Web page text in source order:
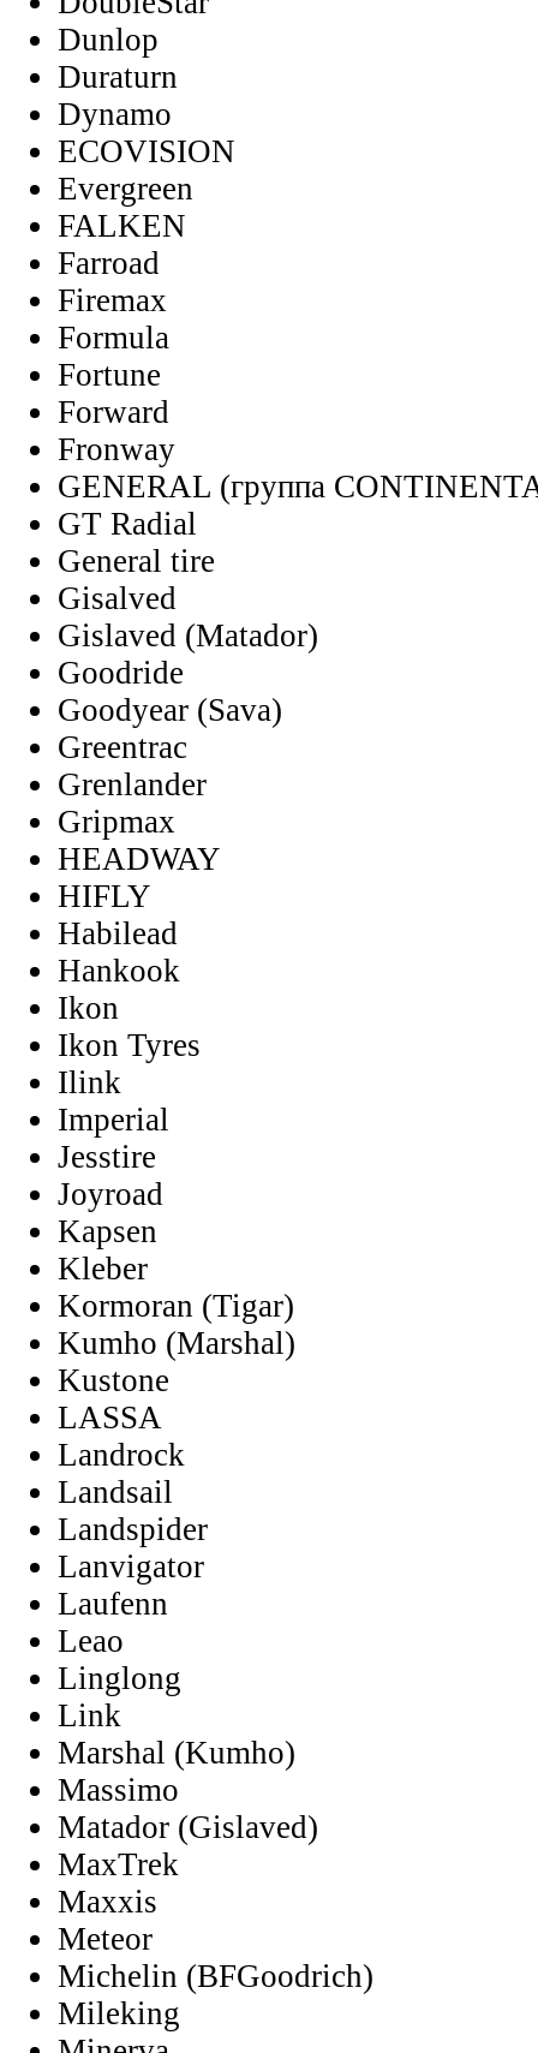
Dunlop
Duraturn
Dynamo
ECOVISION
Evergreen
FALKEN
Farroad
Firemax
Formula
Fortune
Forward
Fronway
GENERAL (группа
GT Radial
General tire
Gisalved
Gislaved (Matador)
Goodride
Goodyear (Sava)
Greentrac
Grenlander
Gripmax
HEADWAY
HIFLY
Habilead
Hankook
Ikon
Ikon Tyres
Ilink
Imperial
Jesstire
Joyroad
Kapsen
Kleber
Kormoran (Tigar)
Kumho (Marshal)
Kustone
LASSA
Landrock
Landsail
Landspider
Lanvigator
Laufenn
Leao
Linglong
Link
Marshal (Kumho)
Massimo
Matador (Gislaved)
MaxTrek
Maxxis
Meteor
Michelin (BFGoodrich)
Mileking